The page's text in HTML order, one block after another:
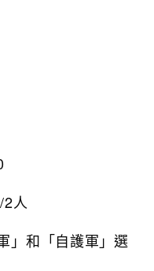
人
」和「自護軍」選